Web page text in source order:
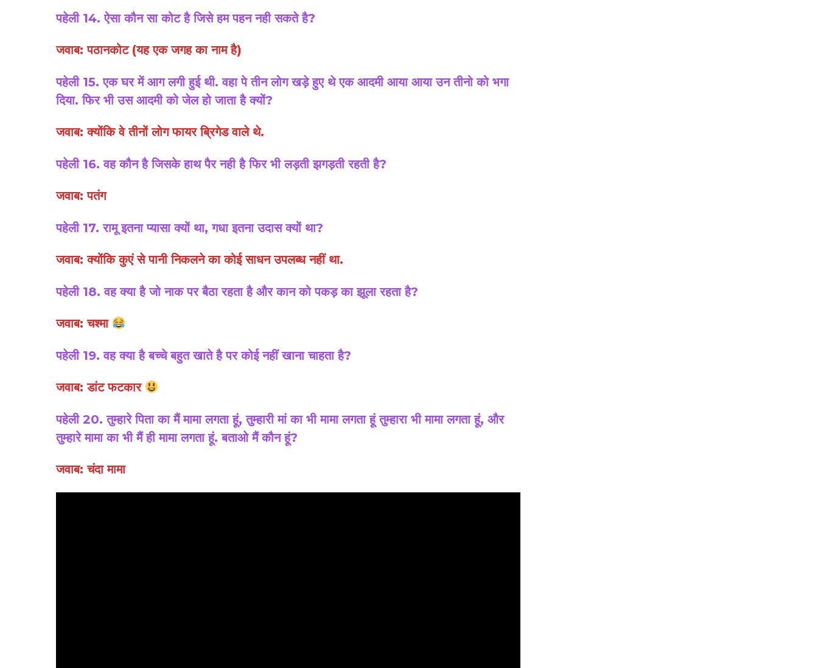
पहेली 14. ऐसा कौन सा कोट है जिसे हम पहन नही सकते है?
जवाब: पठानकोट (यह एक जगह का नाम है)
पहेली 15. एक घर में आग लगी हुई थी. वहा पे तीन लोग खड़े हुए थे एक आदमी आया आया उन तीनो को भगा
दिया. फिर भी उस आदमी को जेल हो जाता है क्यों?
जवाब: क्योंकि वे तीनों लोग फायर ब्रिगेड वाले थे.
पहेली 16. वह कौन है जिसके हाथ पैर नही है फिर भी लड़ती झगड़ती रहती है?
जवाब: पतंग
पहेली 17. रामू इतना प्यासा क्यों था, गधा इतना उदास क्यों था?
जवाब: क्योंकि कुएं से पानी निकलने का कोई साधन उपलब्ध नहीं था.
पहेली 18. वह क्या है जो नाक पर बैठा रहता है और कान को पकड़ का झूला रहता है?
जवाब: चश्मा
पहेली 19. वह क्या है बच्चे बहुत खाते है पर कोई नहीं खाना चाहता है?
जवाब: डांट फटकार
पहेली 20. तुम्हारे पिता का मैं मामा लगता हूं, तुम्हारी मां का भी मामा लगता हूं तुम्हारा भी मामा लगता हूं, और
तुम्हारे मामा का भी मैं ही मामा लगता हूं. बताओ मैं कौन हूं?
जवाब: चंदा मामा